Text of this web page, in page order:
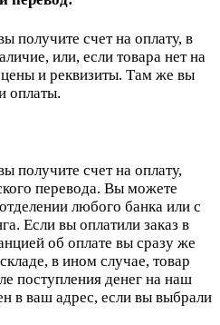
получите счет на оплату, в
или, если товара нет на
цены и реквизиты. Там же вы
оплаты.
получите счет на оплату,
перевода. Вы можете
любого банка или с
Если вы оплатили заказ в
об оплате вы сразу же
в ином случае, товар
поступления денег на наш
в ваш адрес, если вы выбрали